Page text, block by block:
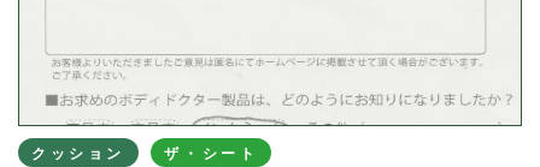
クッション ザ・シート